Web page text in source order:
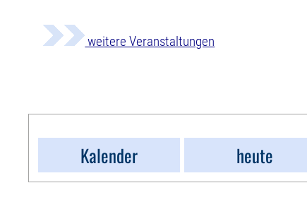
weitere Veranstaltungen
Kalender
heute